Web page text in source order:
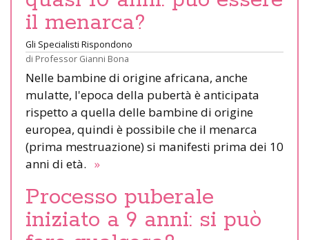
il menarca?
Gli Specialisti Rispondono
di Professor Gianni Bona
Nelle bambine di origine africana, anche
mulatte, l'epoca della pubertà è anticipata
rispetto a quella delle bambine di origine
europea, quindi è possibile che il menarca
(prima mestruazione) si manifesti prima dei 10
anni di età. »
Processo puberale
iniziato a 9 anni: si può